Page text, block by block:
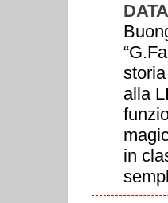
alla
in